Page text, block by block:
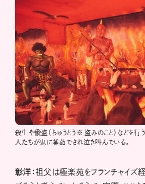
殺生や偸盗（ちゅうとう※ 盗みのこと）などを行
人たちが鬼に釜茹でされ泣き叫んでいる。
彰洋：祖父は極楽苑をフランチャイズ